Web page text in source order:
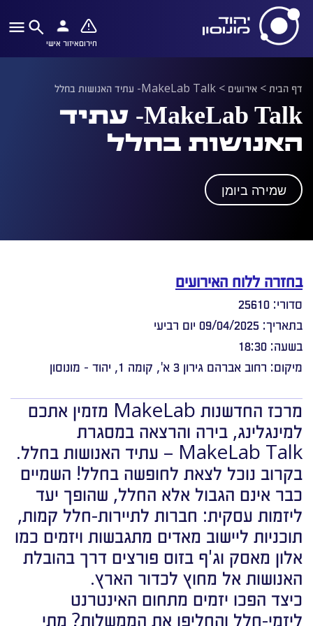
חירוםאיזור אישי
דף הבית> אירועים > MakeLab Talk- עתיד האנושות בחלל
MakeLab Talk- עתיד
האנושות בחלל
שמירה ביומן
בחזרה ללוח האירועים
סדורי: 25610
בתאריך: 09/04/2025 יום רביעי
בשעה: 18:30
מיקום: רחוב אברהם גירון 3 א', קומה 1, יהוד - מונוסון
מרכז החדשנות MakeLab מזמין אתכם
למינגלינג, בירה והרצאה במסגרת
MakeLab Talk – עתיד האנושות בחלל.
בקרוב נוכל לצאת לחופשה בחלל! השמיים
כבר אינם הגבול אלא החלל, שהופך יעד
ליזמות עסקית: חברות לתיירות-חלל קמות,
תוכניות ליישוב מאדים מתגבשות ויזמים כמו
אלון מאסק וג'ף בזוס פורצים דרך בהובלת
האנושות אל מחוץ לכדור הארץ.
כיצד הפכו יזמים מתחום האינטרנט
ליזמי-חלל והחליפו את הממשלות? מתי